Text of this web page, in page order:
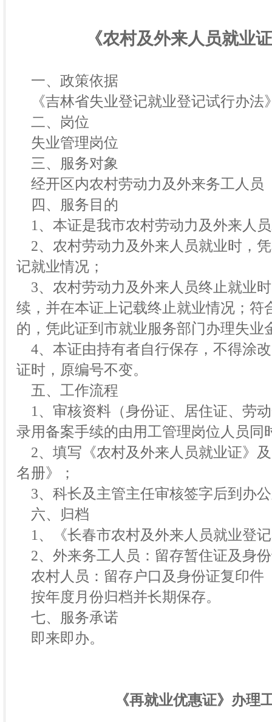
《农村及外来人员就业
一、政策依据
《吉林省失业登记就业登记试行办法
二、岗位
失业管理岗位
三、服务对象
经开区内农村劳动力及外来务工人员
四、服务目的
1、本证是我市农村劳动力及外来人
2、农村劳动力及外来人员就业时，
记就业情况；
3、农村劳动力及外来人员终止就业
续，并在本证上记载终止就业情况；符
的，凭此证到市就业服务部门办理失业
4、本证由持有者自行保存，不得涂
证时，原编号不变。
五、工作流程
1、审核资料（身份证、居住证、劳
录用备案手续的由用工管理岗位人员同
2、填写《农村及外来人员就业证》
名册》；
3、科长及主管主任审核签字后到办
六、归档
1、《长春市农村及外来人员就业登
2、外来务工人员：留存暂住证及身
农村人员：留存户口及身份证复印件
按年度月份归档并长期保存。
七、服务承诺
即来即办。
《再就业优惠证》办理工